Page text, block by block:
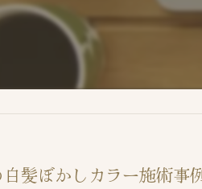
髪ぼかしカラー施術事